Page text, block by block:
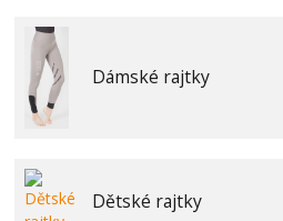
Dámské rajtky
Dětské rajtky